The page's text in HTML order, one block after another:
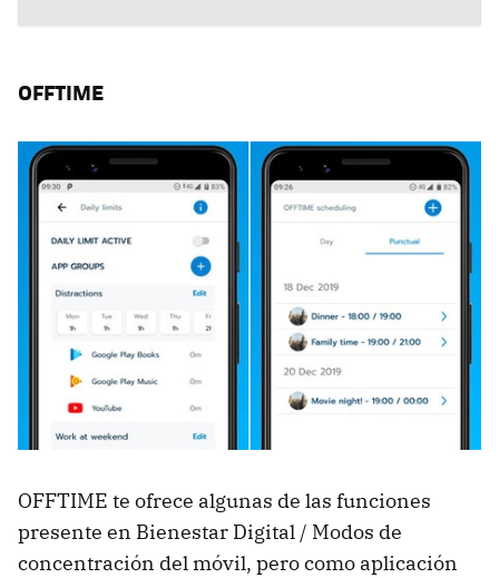
OFFTIME
OFFTIME te ofrece algunas de las funciones
presente en Bienestar Digital / Modos de
concentración del móvil, pero como aplicación